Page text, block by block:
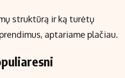
struktūrą ir ką turėtų
aptariame plačiau.